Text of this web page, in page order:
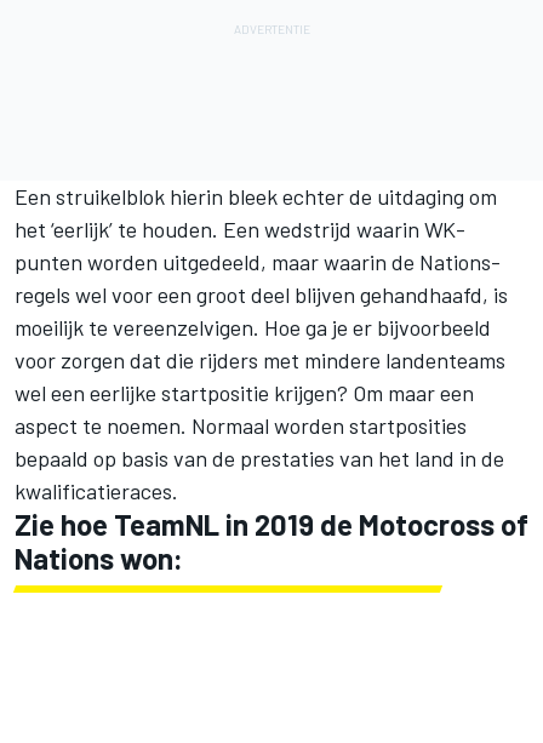
Een struikelblok hierin bleek echter de uitdaging om
het ‘eerlijk’ te houden. Een wedstrijd waarin WK-
punten worden uitgedeeld, maar waarin de Nations-
regels wel voor een groot deel blijven gehandhaafd, is
moeilijk te vereenzelvigen. Hoe ga je er bijvoorbeeld
voor zorgen dat die rijders met mindere landenteams
wel een eerlijke startpositie krijgen? Om maar een
aspect te noemen. Normaal worden startposities
bepaald op basis van de prestaties van het land in de
kwalificatieraces.
Zie hoe TeamNL in 2019 de Motocross of
Nations won: